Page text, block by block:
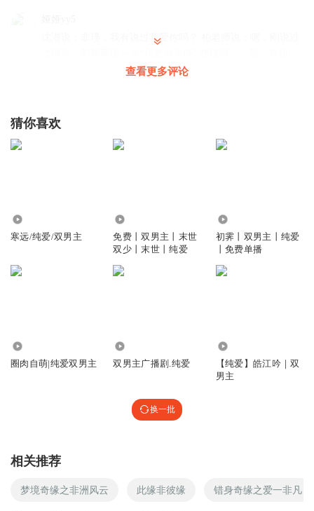
沈潜说：非瑾，我有说过我爱你吗？ 柏老师说：嗯，刚说过
开着摩托带小飞侠
这么压抑的案件，就需要两位主角的糖来缓解缓解
感觉柏老师很神秘，背后肯定有故事。
回复 2021-12-29 1
茶香心静
可能是我听的不仔细，谢谢你告诉我这
柏老师这个人设太完美了！太喜欢了。
回复 2022-12-16 2
挺会照顾自己的爱人！
初代吸血鬼茉莉
我怎么觉得这事和那个走了的实习警员，姓肖的那个，有关
查看更多评论
猜你喜欢
寒远/纯爱/双男主
免费丨双男主丨末世
双少丨末世丨纯爱
初霁丨双男主丨纯爱
丨免费单播
圈肉自萌|纯爱双男主 双男主广播剧.纯爱
【纯爱】皓江吟｜双
男主
换一批
相关推荐
梦境奇缘之非洲风云 此缘非彼缘 错身奇缘之爱一非凡